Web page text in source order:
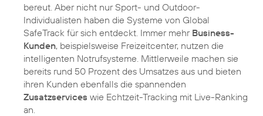
bereut. Aber nicht nur Sport- und Outdoor-
Individualisten haben die Systeme von Global
SafeTrack für sich entdeckt. Immer mehr Business-
Kunden, beispielsweise Freizeitcenter, nutzen die
intelligenten Notrufsysteme. Mittlerweile machen sie
bereits rund 50 Prozent des Umsatzes aus und bieten
ihren Kunden ebenfalls die spannenden
Zusatzservices wie Echtzeit-Tracking mit Live-Ranking
an.